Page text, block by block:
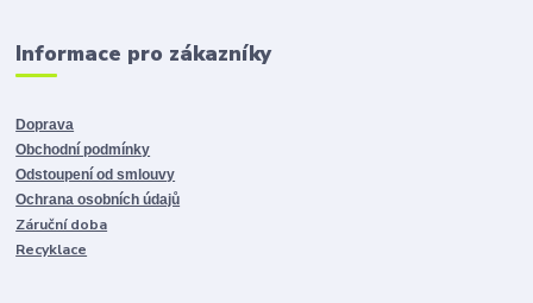
Informace pro zákazníky
Doprava
Obchodní podmínky
Odstoupení od smlouvy
Ochrana osobních údajů
Záruční doba
Recyklace